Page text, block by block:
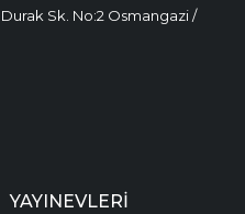
Sk. No:2 Osmangazi /
YAYINEVLERI